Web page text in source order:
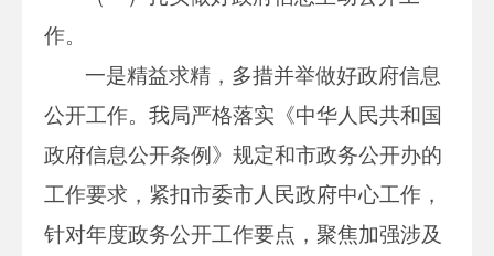
作。
一是精益求精，多措并举做好政府信息
公开工作。我局严格落实《中华人民共和国
政府信息公开条例》规定和市政务公开办的
工作要求，紧扣市委市人民政府中心工作，
针对年度政务公开工作要点，聚焦加强涉及